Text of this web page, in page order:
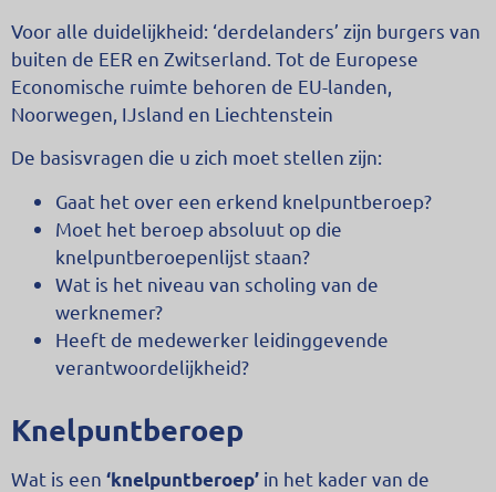
Voor alle duidelijkheid: ‘derdelanders’ zijn burgers van
buiten de EER en Zwitserland. Tot de Europese
Economische ruimte behoren de EU-landen,
Noorwegen, IJsland en Liechtenstein
De basisvragen die u zich moet stellen zijn:
Gaat het over een erkend knelpuntberoep?
Moet het beroep absoluut op die
knelpuntberoepenlijst staan?
Wat is het niveau van scholing van de
werknemer?
Heeft de medewerker leidinggevende
verantwoordelijkheid?
Knelpuntberoep
Wat is een ‘knelpuntberoep’ in het kader van de